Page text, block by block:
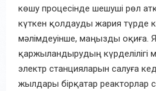
көшу процесінде шешуші рөл
күткен қолдауды жария түрде
мәлімдеуінше, маңызды
қаржыландырудың
электр станцияларын салуға
жылдары бірқатар реакторлар